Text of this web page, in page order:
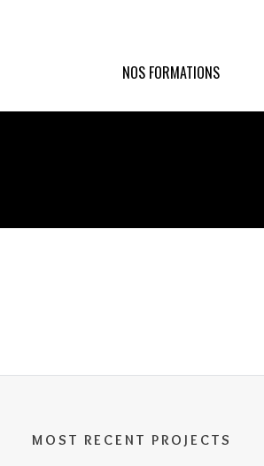
NOS FORMATIONS
MOST RECENT PROJECTS